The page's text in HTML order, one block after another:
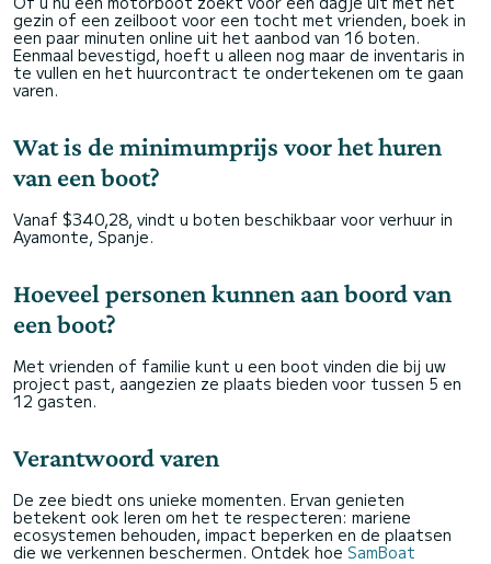
gezin of een zeilboot voor een tocht met vrienden, boek in
een paar minuten online uit het aanbod van 16 boten.
Eenmaal bevestigd, hoeft u alleen nog maar de inventaris in
te vullen en het huurcontract te ondertekenen om te gaan
varen.
Wat is de minimumprijs voor het huren
van een boot?
Vanaf $340,28, vindt u boten beschikbaar voor verhuur in
Ayamonte, Spanje.
Hoeveel personen kunnen aan boord van
een boot?
Met vrienden of familie kunt u een boot vinden die bij uw
project past, aangezien ze plaats bieden voor tussen 5 en
12 gasten.
Verantwoord varen
De zee biedt ons unieke momenten. Ervan genieten
betekent ook leren om het te respecteren: mariene
ecosystemen behouden, impact beperken en de plaatsen
die we verkennen beschermen. Ontdek hoe SamBoat